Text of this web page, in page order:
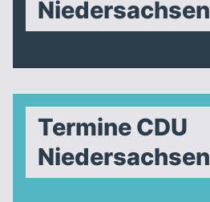
Niedersachsen
Termine CDU
Niedersachsen